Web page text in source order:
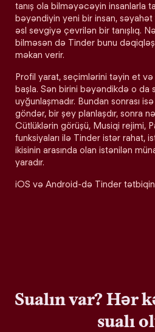
tanış ola bilməyəcəyin insanlarla
bəyəndiyin yeni bir insan,
əsl sevgiyə çevrilən bir tanışlıq.
bilməsən də Tinder bunu
məkan verir.
Profil yarat, seçimlərini təyin et və
başla. Sən birini bəyəndikdə o da
uyğunlaşmadır. Bundan sonrası
göndər, bir şey planlaşdır, sonra
Cütlüklərin görüşü, Musiqi rejimi,
funksiyaları ilə Tinder istər rahat,
ikisinin arasında olan istənilən
yaradır.
iOS və Android-də Tinder
Sualın var? Hər
sualı